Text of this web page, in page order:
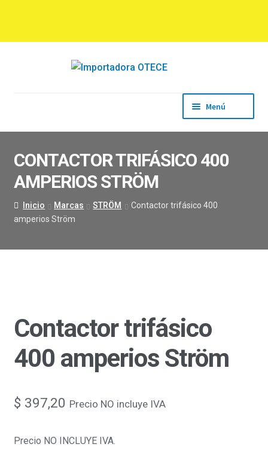
la
contenido
Menú
Empresa
Productos
Marcas
Contacto
CONTACTOR TRIFÁSICO 400
AMPERIOS STRÖM
Inicio Marcas STRÖM
Contactor trifásico 400
amperios Ström
Contactor trifásico
400 amperios Ström
$ 397,20 Precio NO incluye IVA
Precio NO INCLUYE IVA.